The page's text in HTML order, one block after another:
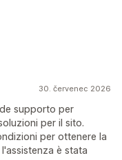
30. červenec 2026
supporto per
per il sito.
per ottenere la
è stata